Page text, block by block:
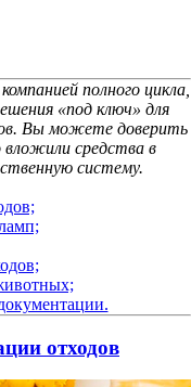
полного цикла,
«под ключ» для
Вы можете доверить
средства в
систему.
отходов